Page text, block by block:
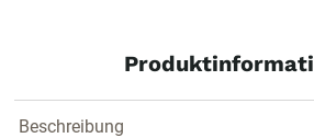
Beschreibung